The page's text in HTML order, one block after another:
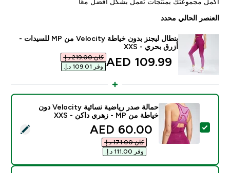
العنصر الحالي محدد
بنطال ليجنز بدون خياطة Velocity من MP للسيدات -
أزرق بحري - XXS
discounted price
109.99 AED‎
كان ‏219.00 د.إ.‏‎
وفر ‏109.01 د.إ.‏‎
تحديد هذا المنتج - حمالة صدر رياضية نسائية Velocity دون خياطة من MP - زهري داكن - XXS
حمالة صدر رياضية نسائية Velocity دون
خياطة من MP - زهري داكن - XXS
discounted price
60.00 AED‎
كان ‏171.00 د.إ.‏‎
وفر ‏111.00 د.إ.‏‎